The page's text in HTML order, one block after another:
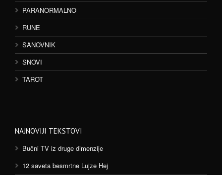
PARANORMALNO
RUNE
SANOVNIK
SNOVI
TAROT
NAJNOVIJI TEKSTOVI
Bučni TV iz druge dimenzije
12 saveta besmrtne Lujze Hej